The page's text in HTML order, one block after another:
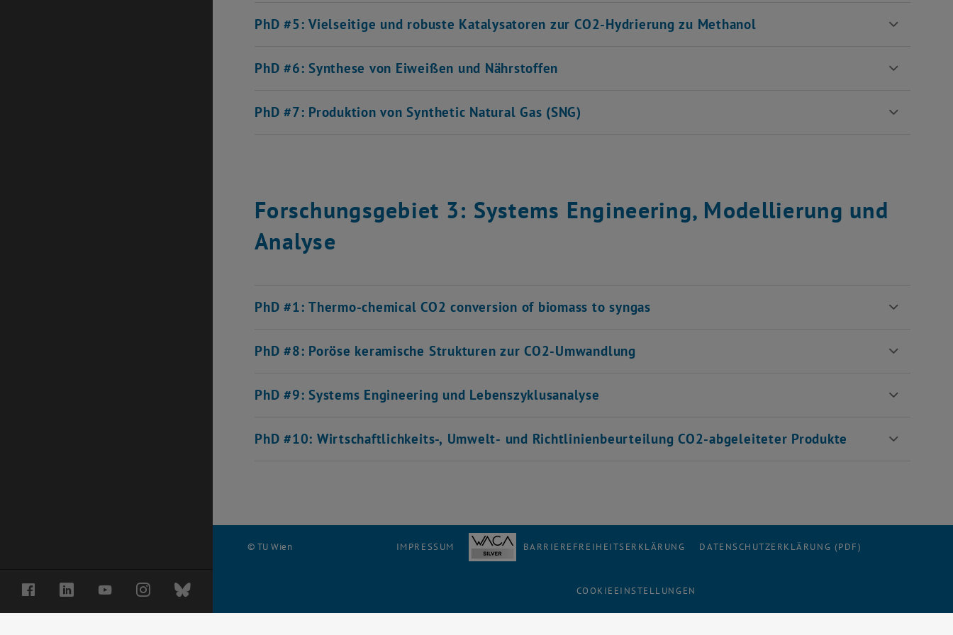
FacebookLinkedInYouTubeInstagramBluesky
PhD #5: Vielseitige und robuste Katalysatoren zur CO2-Hydrierung zu Methanol
PhD #6: Synthese von Eiweißen und Nährstoffen
PhD #7: Produktion von Synthetic Natural Gas (SNG)
Forschungsgebiet 3: Systems Engineering, Modellierung und
Analyse
PhD #1: Thermo-chemical CO2 conversion of biomass to syngas
PhD #8: Poröse keramische Strukturen zur CO2-Umwandlung
PhD #9: Systems Engineering und Lebenszyklusanalyse
PhD #10: Wirtschaftlichkeits-, Umwelt- und Richtlinienbeurteilung CO2-abgeleiteter Produkte
© TU Wien IMPRESSUM BARRIEREFREIHEITSERKLÄRUNG DATENSCHUTZERKLÄRUNG (PDF)
COOKIEEINSTELLUNGEN